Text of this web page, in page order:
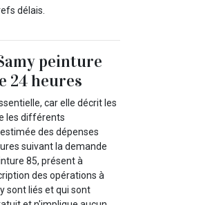
délais.
peinture
24 heures
car elle décrit les
les différents
des dépenses
suivant la demande
85, présent à
des opérations à
sont liés et qui sont